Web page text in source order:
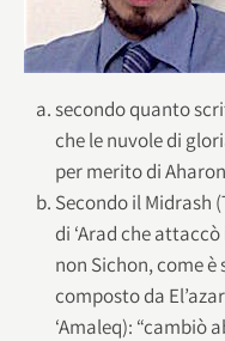
secondo quanto
che le nuvole di
per merito di
Secondo il Midrash
di ‘Arad che
non Sichon, come
composto da
‘Amaleq): “cambiò